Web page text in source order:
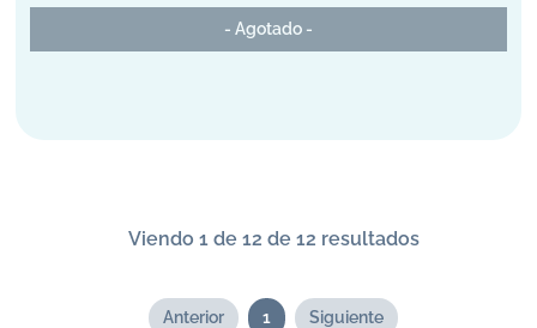
- Agotado -
Viendo 1 de 12 de 12 resultados
Anterior 1 Siguiente